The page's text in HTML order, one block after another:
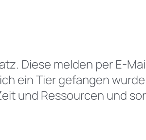
Diese melden per E-
ein Tier gefangen
und Ressourcen und